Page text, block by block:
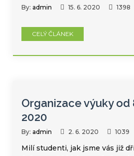
By: admin 15. 6. 2020 1398
CELÝ ČLÁNEK
Organizace výuky od
2020
By: admin 2. 6. 2020 1039
Milí studenti, jak jsme vás již